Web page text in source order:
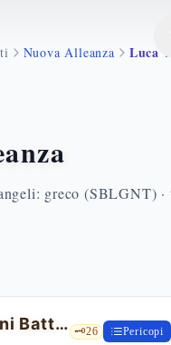
Nuova Alleanza Luca
greco (SBLGNT) ·
Gesù e Giovanni Battista 🗝️26 Pericopi